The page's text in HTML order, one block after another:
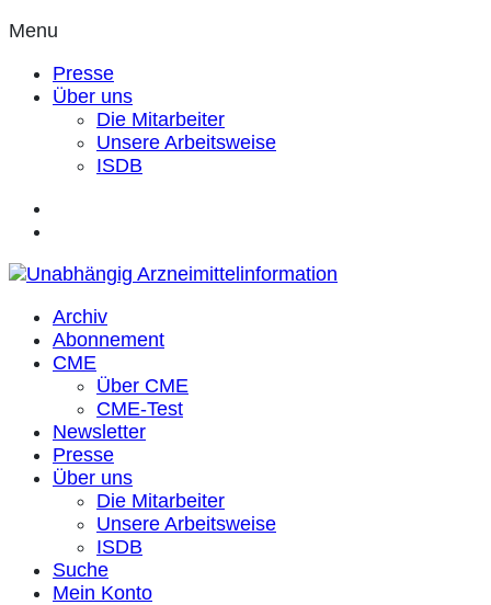
Menu
Presse
Über uns
Die Mitarbeiter
Unsere Arbeitsweise
ISDB
Archiv
Abonnement
CME
Über CME
CME-Test
Newsletter
Presse
Über uns
Die Mitarbeiter
Unsere Arbeitsweise
ISDB
Suche
Mein Konto